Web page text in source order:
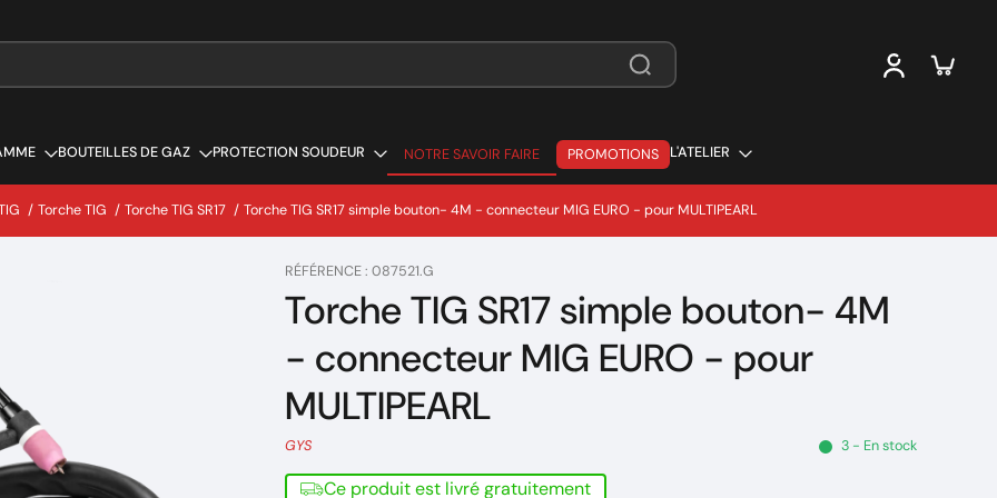
BOUTEILLES DE GAZ PROTECTION SOUDEUR
NOTRE SAVOIR FAIRE
NOTRE SAVOIR FAIRE
PROMOTIONS L'ATELIER
/ Torche TIG / Torche TIG SR17 / Torche TIG SR17 simple bouton- 4M - connecteur MIG EURO - pour MULTIPEARL
RÉFÉRENCE : 087521.G
Torche TIG SR17 simple bouton- 4M
- connecteur MIG EURO - pour
MULTIPEARL
GYS 3 - En stock
Ce produit est livré gratuitement